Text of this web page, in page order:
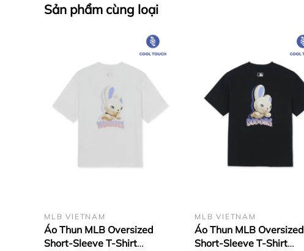
Sản phẩm cùng loại
MLB VIETNAM
Áo Thun MLB Oversized
Short-Sleeve T-Shirt
MLB VIETNAM
Áo Thun MLB Oversized
Short-Sleeve T-Shirt